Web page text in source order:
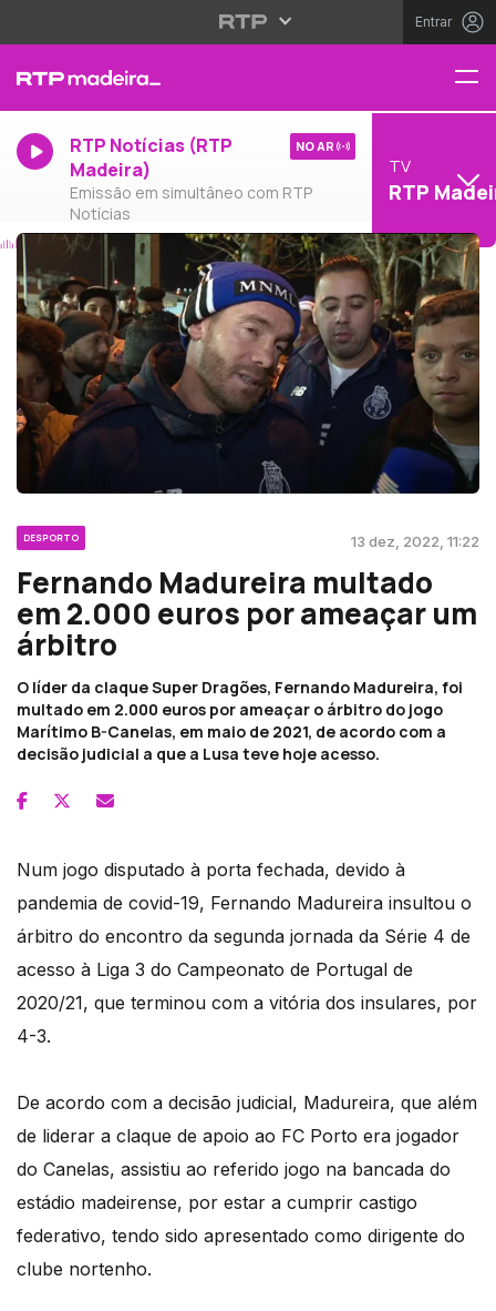
Entrar
RTP Notícias (RTP
Madeira)
Emissão em simultâneo com RTP
Notícias
NO AR
TV
RTP
DESPORTO 13 dez, 2022, 11:22
Fernando Madureira multado
em 2.000 euros por ameaçar um
árbitro
O líder da claque Super Dragões, Fernando Madureira, foi
multado em 2.000 euros por ameaçar o árbitro do jogo
Marítimo B-Canelas, em maio de 2021, de acordo com a
decisão judicial a que a Lusa teve hoje acesso.
Num jogo disputado à porta fechada, devido à
pandemia de covid-19, Fernando Madureira insultou o
árbitro do encontro da segunda jornada da Série 4 de
acesso à Liga 3 do Campeonato de Portugal de
2020/21, que terminou com a vitória dos insulares, por
4-3.
De acordo com a decisão judicial, Madureira, que além
de liderar a claque de apoio ao FC Porto era jogador
do Canelas, assistiu ao referido jogo na bancada do
estádio madeirense, por estar a cumprir castigo
federativo, tendo sido apresentado como dirigente do
clube nortenho.